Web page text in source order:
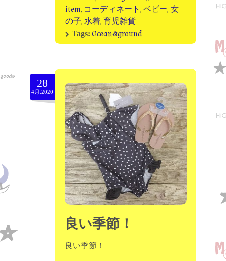
item, コーディネート,ベビー,女
の子,水着,育児雑貨
Tags: Ocean&ground
28
4月.2020
良い季節！
良い季節！